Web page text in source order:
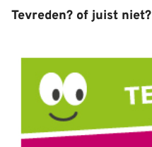
Tevreden? of juist niet?